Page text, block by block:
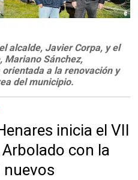
alcalde, Javier Corpa, y el
Mariano Sánchez,
a la renovación y
del municipio.
inicia el VII
con la
nuevos